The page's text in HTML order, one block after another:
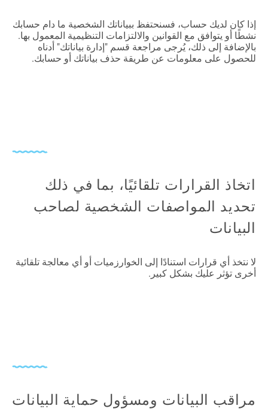
إذا كان لديك حساب، فسنحتفظ ببياناتك الشخصية ما دام حسابك
نشطًا أو يتوافق مع القوانين والالتزامات التنظيمية المعمول بها.
بالإضافة إلى ذلك، يُرجى مراجعة قسم "إدارة بياناتك" أدناه
للحصول على معلومات عن طريقة حذف بياناتك أو حسابك.
اتخاذ القرارات تلقائيًا، بما في ذلك
تحديد المواصفات الشخصية لصاحب
البيانات
لا نتخذ أي قرارات استنادًا إلى الخوارزميات أو أي معالجة تلقائية
أخرى تؤثر عليك بشكل كبير.
مراقب البيانات ومسؤول حماية البيانات